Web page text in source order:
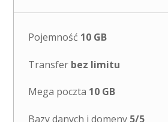
Pojemność 10 GB
Transfer bez limitu
Mega poczta 10 GB
Bazy danych i domeny 5/5